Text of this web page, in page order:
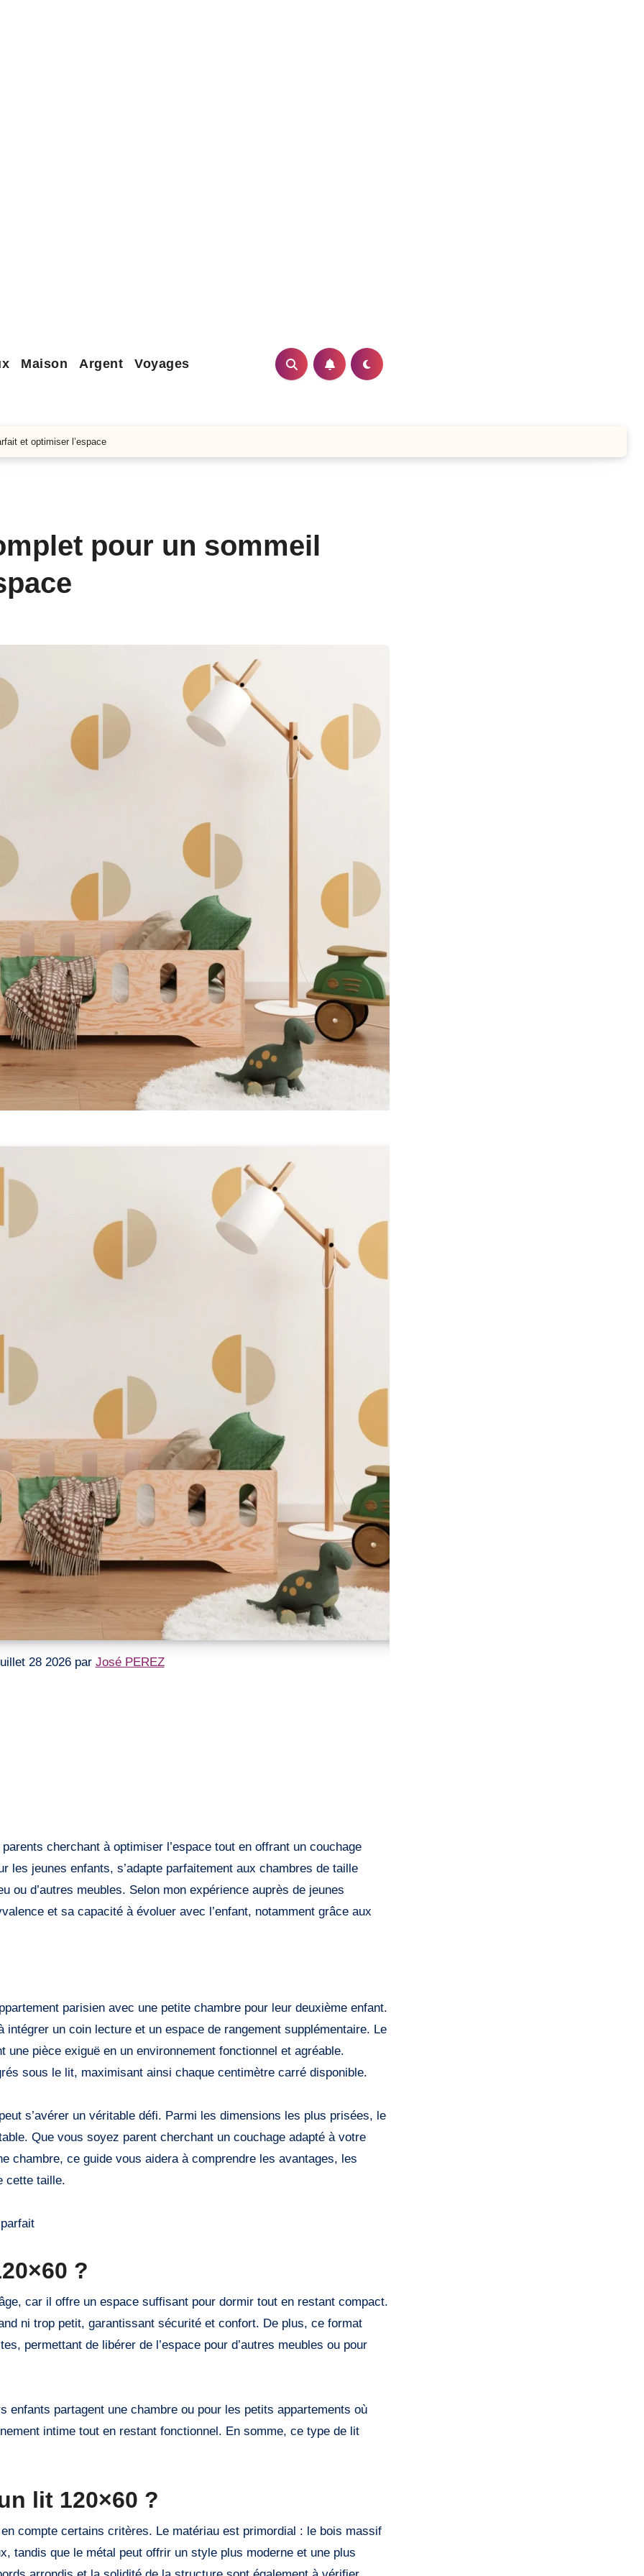
Maison Argent Voyages
et optimiser l’espace
pour un sommeil
28 2026 par José PEREZ
jeunes enfants, s’adapte parfaitement aux chambres de taille
ou d’autres meubles. Selon mon expérience auprès de jeunes
et sa capacité à évoluer avec l’enfant, notamment grâce aux
parisien avec une petite chambre pour leur deuxième enfant.
un coin lecture et un espace de rangement supplémentaire. Le
une pièce exiguë en un environnement fonctionnel et agréable.
sous le lit, maximisant ainsi chaque centimètre carré disponible.
s’avérer un véritable défi. Parmi les dimensions les plus prisées, le
Que vous soyez parent cherchant un couchage adapté à votre
chambre, ce guide vous aidera à comprendre les avantages, les
cette taille.
?
car il offre un espace suffisant pour dormir tout en restant compact.
ni trop petit, garantissant sécurité et confort. De plus, ce format
permettant de libérer de l’espace pour d’autres meubles ou pour
partagent une chambre ou pour les petits appartements où
intime tout en restant fonctionnel. En somme, ce type de lit
lit 120×60 ?
compte certains critères. Le matériau est primordial : le bois massif
tandis que le métal peut offrir un style plus moderne et une plus